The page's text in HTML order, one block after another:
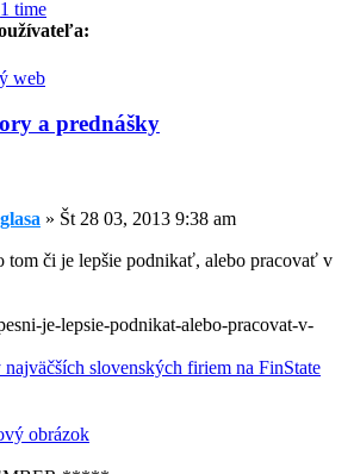
1 time
web
a prednášky
» Št 28 03, 2013 9:38 am
tom či je lepšie podnikať, alebo pracovať v
je-lepsie-podnikat-alebo-pracovat-v-
slovenských firiem na FinState